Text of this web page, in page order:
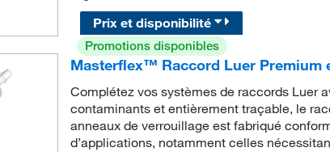
Prix et disponibilité
Promotions disponibles
Masterflex™ Raccord Luer Premium
Complétez vos systèmes de raccords Luer
contaminants et entièrement traçable, le
anneaux de verrouillage est fabriqué
d’applications, notamment celles